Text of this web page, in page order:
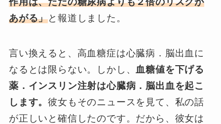
あがる」と報道しました。
言い換えると、高血糖症は心臓病．脳出血に
なるとは限らない。しかし、 血糖値を下げる
薬．インスリン注射は心臓病．脳出血を起こ
します。彼女もそのニュースを見て、私の話
が正しいと確信したのです。だから、彼女は